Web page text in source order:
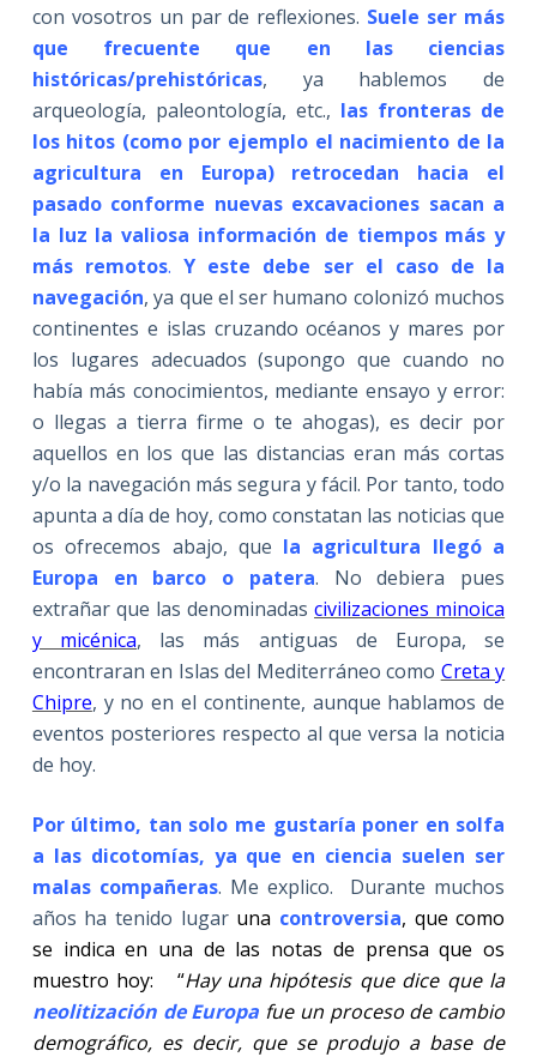
con vosotros un par de reflexiones. Suele ser más
que frecuente que en las ciencias
históricas/prehistóricas, ya hablemos de
arqueología, paleontología, etc., las fronteras de
los hitos (como por ejemplo el nacimiento de la
agricultura en Europa) retrocedan hacia el
pasado conforme nuevas excavaciones sacan a
la luz la valiosa información de tiempos más y
más remotos.Y este debe ser el caso de la
navegación, ya que el ser humano colonizó muchos
continentes e islas cruzando océanos y mares por
los lugares adecuados (supongo que cuando no
había más conocimientos, mediante ensayo y error:
o llegas a tierra firme o te ahogas), es decir por
aquellos en los que las distancias eran más cortas
y/o la navegación más segura y fácil. Por tanto, todo
apunta a día de hoy, como constatan las noticias que
os ofrecemos abajo, que la agricultura llegó a
Europa en barco o patera. No debiera pues
extrañar que las denominadascivilizaciones minoica
y micénica, las más antiguas de Europa, se
encontraran en Islas del Mediterráneo como Creta y
Chipre, y no en el continente, aunque hablamos de
eventos posteriores respecto al que versa la noticia
de hoy.
Por último, tan solo me gustaría poner en solfa
a las dicotomías, ya que en ciencia suelen ser
malas compañeras. Me explico. Durante muchos
años ha tenido lugar una controversia, que como
se indica en una de las notas de prensa que os
muestro hoy:
“Hay una hipótesis que dice que la
neolitización de Europa fue un proceso de cambio
demográfico, es decir, que se produjo a base de